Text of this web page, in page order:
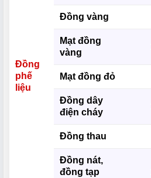
Đồng
phế
liệu
Đồng vàng
Mạt đồng
vàng
Mạt đồng đỏ
Đồng dây
điện cháy
Đồng thau
Đồng nát,
đồng tạp